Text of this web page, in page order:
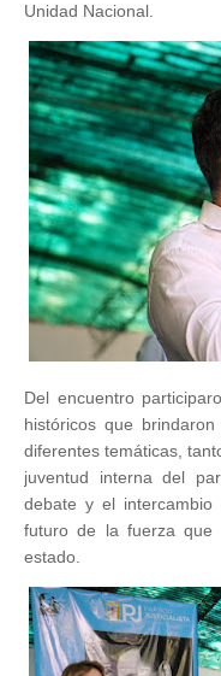
Unidad Nacional.
Del encuentro
históricos que
diferentes temáticas,
juventud interna del
debate y el
futuro de la fuerza que
estado.